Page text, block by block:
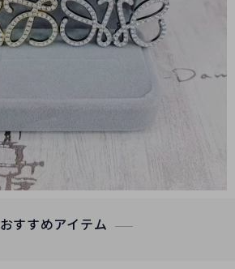
おすすめアイテム